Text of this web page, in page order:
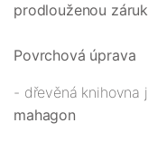
prodlouženou
Povrchová úprava
- dřevěná knihovna
mahagon